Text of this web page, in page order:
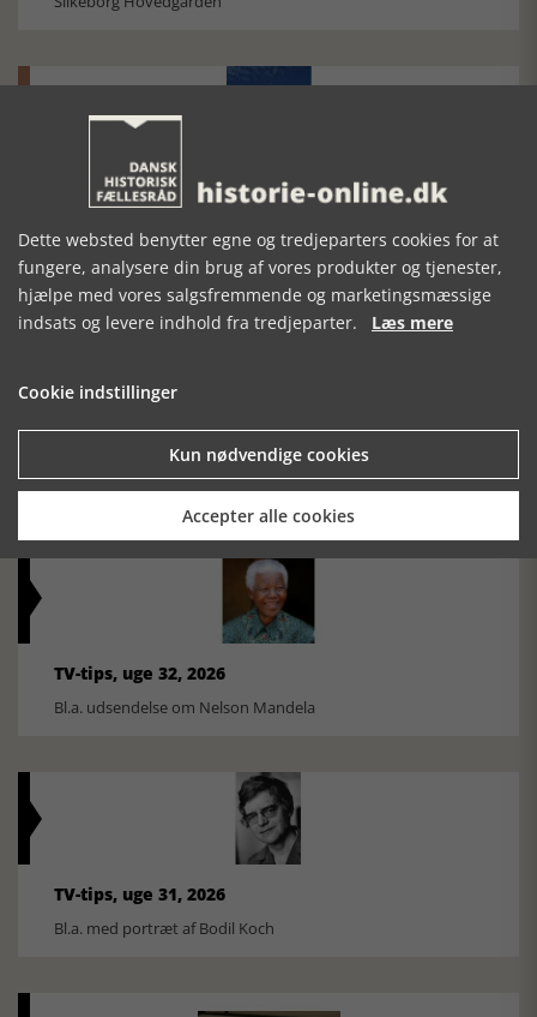
Historisk festival i Faaborg
FOBURGH Faaborg Internationale Historie Festival 2026 30.
oktober - 1. november 2026
Historiens Aktører 79 - John Reed
Ole Mortensøn fortæller om den amerikanske journalist
TV-tips, uge 32, 2026
Bl.a. udsendelse om Nelson Mandela
TV-tips, uge 31, 2026
Bl.a. med portræt af Bodil Koch
Dette websted benytter egne og tredjeparters cookies for at
fungere, analysere din brug af vores produkter og tjenester,
hjælpe med vores salgsfremmende og marketingsmæssige
indsats og levere indhold fra tredjeparter. Læs mere
Cookie indstillinger
Kun nødvendige cookies
Accepter alle cookies